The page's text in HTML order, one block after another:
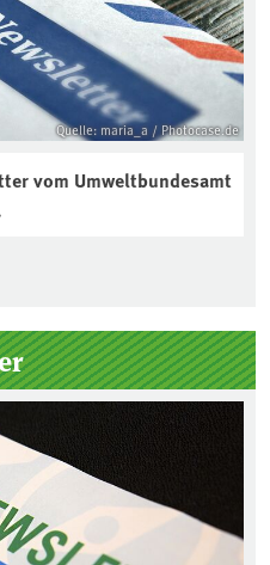
Quelle: maria_a / Photocase.de
vom Umweltbundesamt